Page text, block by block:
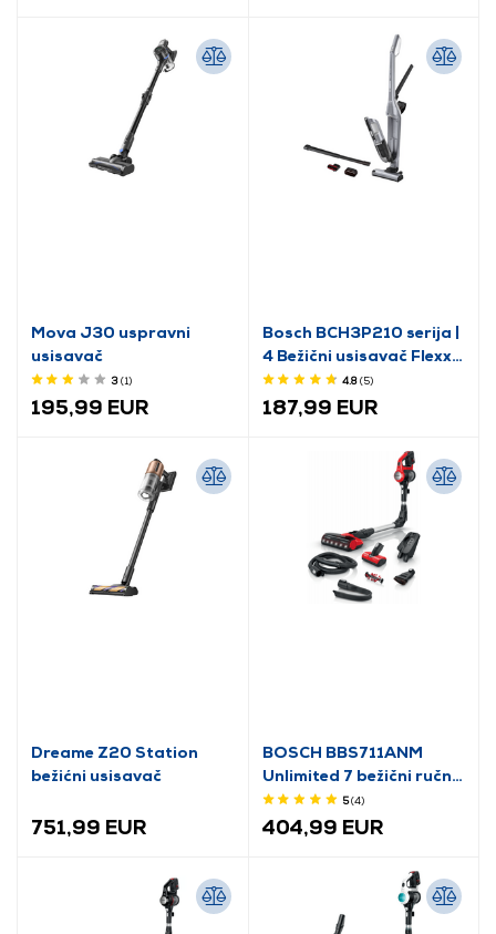
Mova J30 uspravni
usisavač
3(1)
195,99 EUR
Bosch BCH3P210 serija |
4 Bežični usisavač Flexxo
21.6V srebrna
4.8(5)
187,99 EUR
Dreame Z20 Station
bežićni usisavač
751,99 EUR
BOSCH BBS711ANM
Unlimited 7 bežični ručni
usisavač
5(4)
404,99 EUR